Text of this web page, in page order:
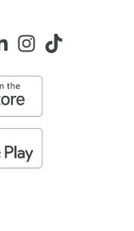
se na situaciju na
i Libana.
koju su strane